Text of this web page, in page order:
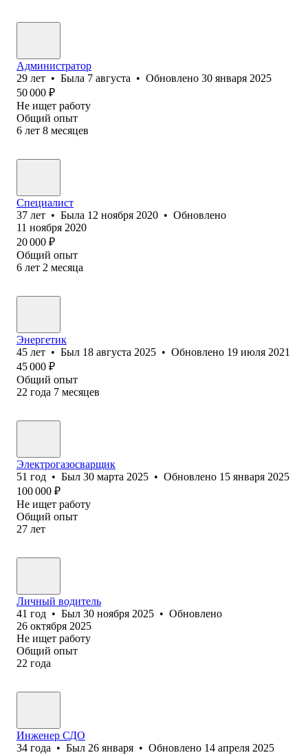
Администратор
29 лет • Была 7 августа • Обновлено 30 января 2025
50 000 ₽
Не ищет работу
Общий опыт
6 лет 8 месяцев
Специалист
37 лет • Была 12 ноября 2020 • Обновлено
11 ноября 2020
20 000 ₽
Общий опыт
6 лет 2 месяца
Энергетик
45 лет • Был 18 августа 2025 • Обновлено 19 июля 2021
45 000 ₽
Общий опыт
22 года 7 месяцев
Электрогазосварщик
51 год • Был 30 марта 2025 • Обновлено 15 января 2025
100 000 ₽
Не ищет работу
Общий опыт
27 лет
Личный водитель
41 год • Был 30 ноября 2025 • Обновлено
26 октября 2025
Не ищет работу
Общий опыт
22 года
Инженер СДО
34 года • Был 26 января • Обновлено 14 апреля 2025